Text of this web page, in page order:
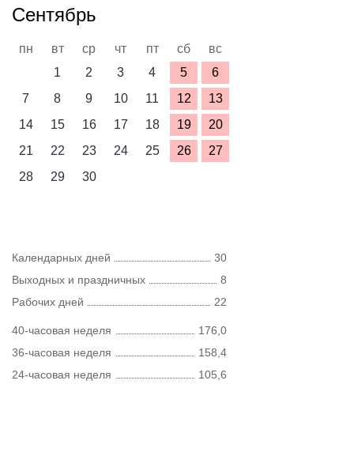
Сентябрь
пн вт ср чт пт сб
вс
1
2 3 4 5
6
7
8 9 10 11 12
13
14
15 16 17 18 19
20
21
22 23 24 25 26
27
28
29 30
Календарных дней
30
Выходных и праздничных
8
Рабочих дней
22
40-часовая неделя
176,0
36-часовая неделя
158,4
24-часовая неделя
105,6